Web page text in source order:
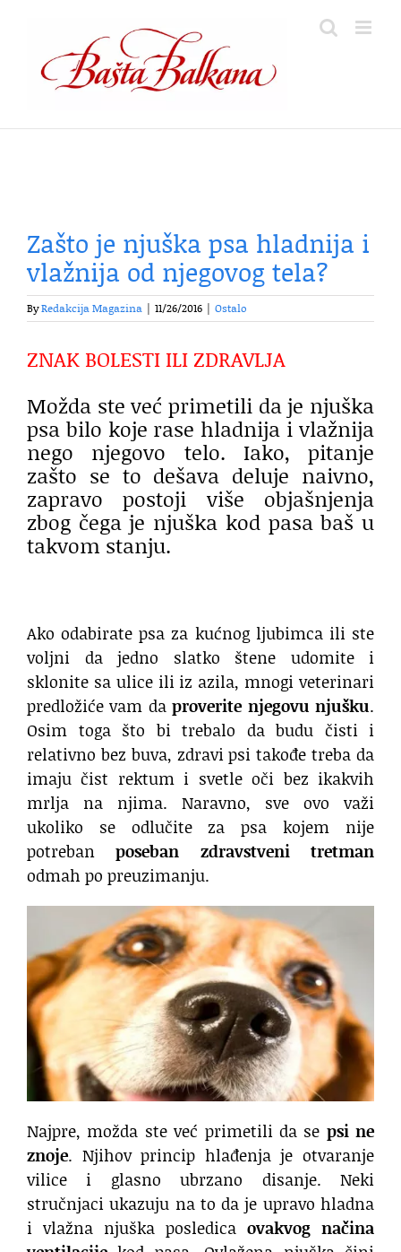
content
Zašto je njuška psa hladnija i
vlažnija od njegovog tela?
ByRedakcija Magazina 11/26/2016 Ostalo
ZNAK BOLESTI ILI ZDRAVLJA
Možda ste već primetili da je njuška
psa bilo koje rase hladnija i vlažnija
nego njegovo telo. Iako, pitanje
zašto se to dešava deluje naivno,
zapravo postoji više objašnjenja
zbog čega je njuška kod pasa baš u
takvom stanju.
Ako odabirate psa za kućnog ljubimca ili ste
voljni da jedno slatko štene udomite i
sklonite sa ulice ili iz azila, mnogi veterinari
predložiće vam daproverite njegovu njušku.
Osim toga što bi trebalo da budu čisti i
relativno bez buva, zdravi psi takođe treba da
imaju čist rektum i svetle oči bez ikakvih
mrlja na njima. Naravno, sve ovo važi
ukoliko se odlučite za psa kojem nije
potrebanposeban zdravstveni tretman
odmah po preuzimanju.
Najpre, možda ste već primetili da se psi ne
znoje. Njihov princip hlađenja je otvaranje
vilice i glasno ubrzano disanje. Neki
stručnjaci ukazuju na to da je upravo hladna
i vlažna njuška posledica ovakvog načina